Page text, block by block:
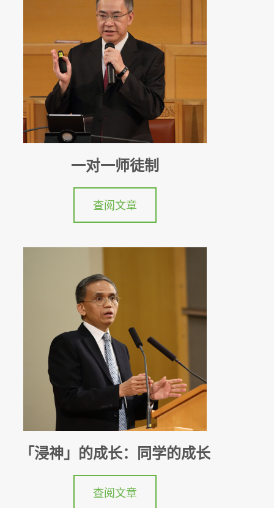
一对一师徒制
查阅文章
「浸神」的成长：同学的成长
查阅文章